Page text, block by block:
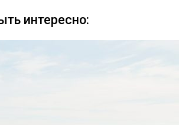
интересно: